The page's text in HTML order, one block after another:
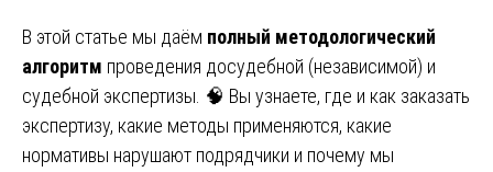
В этой статье мы даём полный методологический
алгоритм проведения досудебной (независимой) и
судебной экспертизы. 🧠 Вы узнаете, где и как заказать
экспертизу, какие методы применяются, какие
нормативы нарушают подрядчики и почему мы